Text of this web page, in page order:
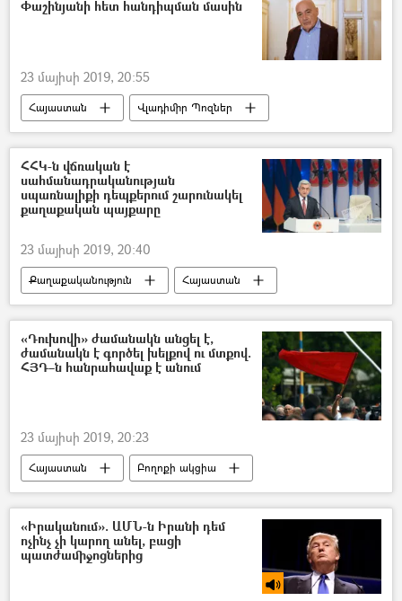
Փաշինյանի հետ հանդիպման մասին
23 մայիսի 2019, 20:55
Հայաստան
Վլադիմիր Պոզներ
Նիկոլ Փաշինյան
ՀՀԿ-ն վճռական է
սահմանադրականության
սպառնալիքի դեպքերում շարունակել
քաղաքական պայքարը
23 մայիսի 2019, 20:40
Քաղաքականություն
Հայաստան
Հայաստանի Հանրապետական կուսակցություն (ՀՀԿ)
Սերժ Սարգսյան
«Դուխովի» ժամանակն անցել է,
ժամանակն է գործել խելքով ու մտքով.
ՀՅԴ–ն հանրահավաք է անում
23 մայիսի 2019, 20:23
Հայաստան
Բողոքի ակցիա
Հայ Յեղափոխական Դաշնակցություն (ՀՅԴ)
Արթուր Խաչատրյան
«Իրականում». ԱՄՆ-ն Իրանի դեմ
ոչինչ չի կարող անել, բացի
պատժամիջոցներից